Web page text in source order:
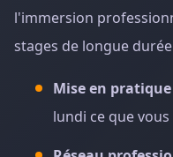
l'immersion
stages de longue
Mise en
lundi ce que